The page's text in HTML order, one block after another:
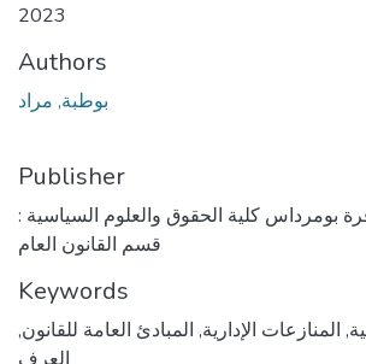
2023
Authors
بوطبة, مراد
Publisher
بومرداس كلية الحقوق والعلوم السياسية :
قسم القانون العام
Keywords
, المنازعات الإدارية, المبادئ العامة للقانون,